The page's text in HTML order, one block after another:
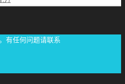
有任何问题请联系